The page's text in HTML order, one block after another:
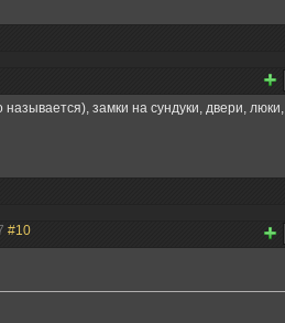
замки на сундуки, двери, люки,
#10